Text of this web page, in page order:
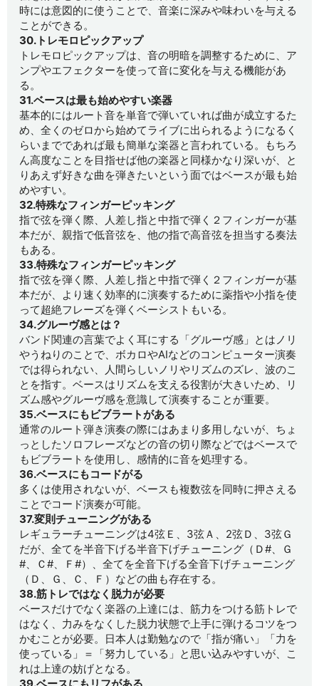
時には意図的に使うことで、音楽に深みや味わいを与える
ことができる。
30.トレモロピックアップ
トレモロピックアップは、音の明暗を調整するために、ア
ンプやエフェクターを使って音に変化を与える機能があ
る。
31.ベースは最も始めやすい楽器
基本的にはルート音を単音で弾いていれば曲が成立するた
め、全くのゼロから始めてライブに出られるようになるく
らいまでであれば最も簡単な楽器と言われている。もちろ
ん高度なことを目指せば他の楽器と同様かなり深いが、と
りあえず好きな曲を弾きたいという面ではベースが最も始
めやすい。
32.特殊なフィンガーピッキング
指で弦を弾く際、人差し指と中指で弾く２フィンガーが基
本だが、親指で低音弦を、他の指で高音弦を担当する奏法
もある。
33.特殊なフィンガーピッキング
指で弦を弾く際、人差し指と中指で弾く２フィンガーが基
本だが、より速く効率的に演奏するために薬指や小指を使
って超絶フレーズを弾くベーシストもいる。
34.グルーヴ感とは？
バンド関連の言葉でよく耳にする「グルーヴ感」とはノリ
やうねりのことで、ボカロやAIなどのコンピューター演奏
では得られない、人間らしいノリやリズムのズレ、波のこ
とを指す。ベースはリズムを支える役割が大きいため、リ
ズム感やグルーヴ感を意識して演奏することが重要。
35.ベースにもビブラートがある
通常のルート弾き演奏の際にはあまり多用しないが、ちょ
っとしたソロフレーズなどの音の切り際などではベースで
もビブラートを使用し、感情的に音を処理する。
36.ベースにもコードがる
多くは使用されないが、ベースも複数弦を同時に押さえる
ことでコード演奏が可能。
37.変則チューニングがある
レギュラーチューニングは4弦Ｅ、3弦Ａ、2弦Ｄ、3弦Ｇ
だが、全てを半音下げる半音下げチューニング（Ｄ#、Ｇ
#、Ｃ#、Ｆ#）、全てを全音下げる全音下げチューニング
（Ｄ、Ｇ、Ｃ、Ｆ）などの曲も存在する。
38.筋トレではなく脱力が必要
ベースだけでなく楽器の上達には、筋力をつける筋トレで
はなく、力みをなくした脱力状態で上手に弾けるコツをつ
かむことが必要。日本人は勤勉なので「指が痛い」「力を
使っている」＝「努力している」と思い込みやすいが、こ
れは上達の妨げとなる。